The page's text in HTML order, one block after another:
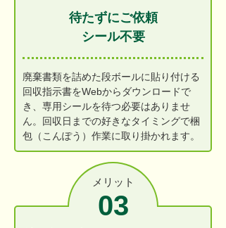
待たずにご依頼
シール不要
廃棄書類を詰めた段ボールに貼り付ける
回収指示書をWebからダウンロードで
き、専用シールを待つ必要はありませ
ん。回収日までの好きなタイミングで梱
包（こんぽう）作業に取り掛かれます。
メリット
03